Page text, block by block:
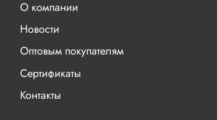
О компании
Новости
Оптовым покупателям
Сертификаты
Контакты